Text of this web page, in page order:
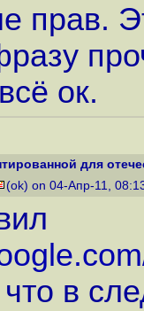
прав.
ок.
для
(ok) on 04-Апр-11,
что в